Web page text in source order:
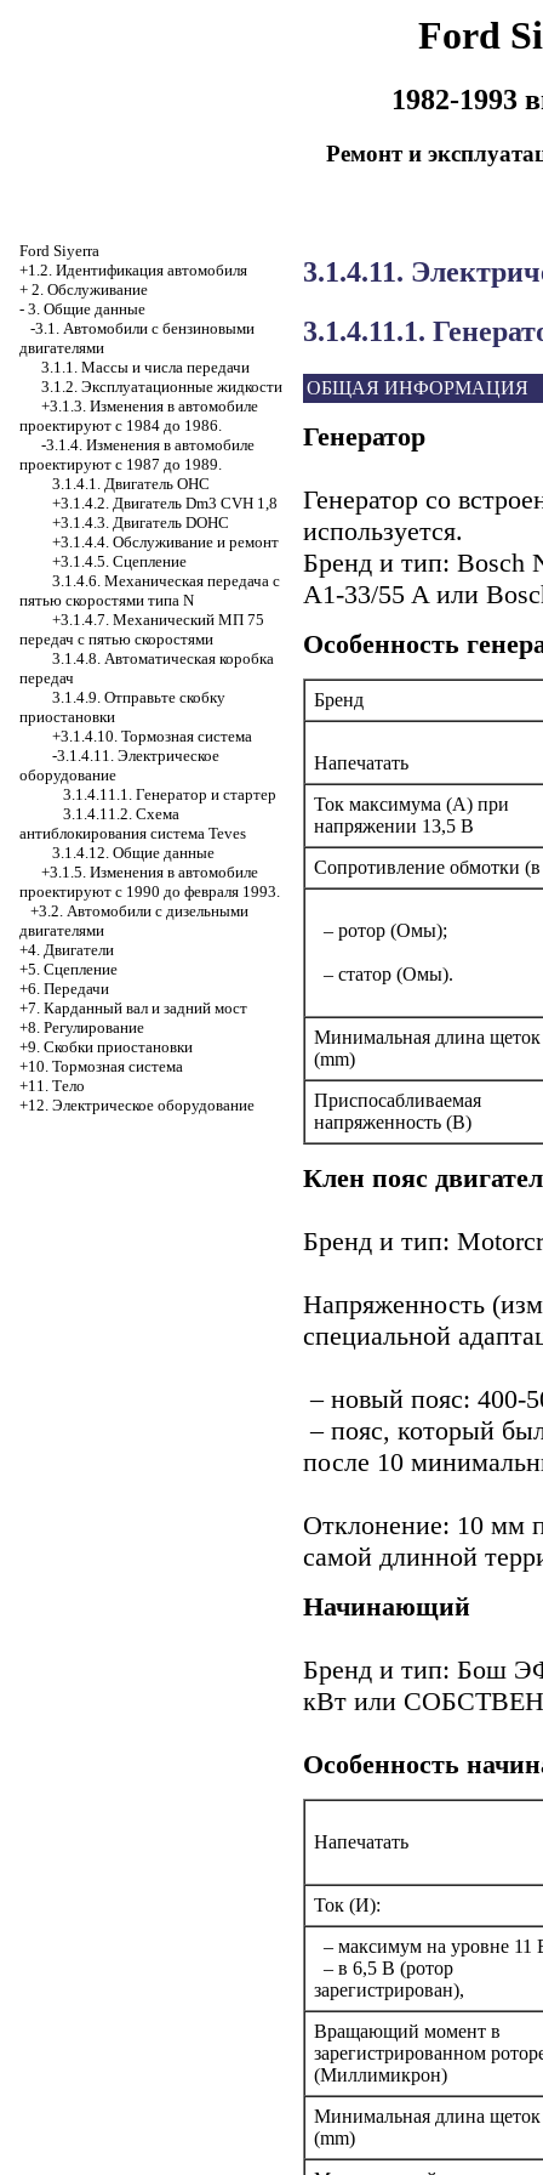
Ford
1982-1993
Ремонт и
Ford Siyerra
+1.2. Идентификация автомобиля
+ 2. Обслуживание
- 3. Общие данные
-3.1. Автомобили с бензиновыми
двигателями
3.1.1. Массы и числа передачи
3.1.2. Эксплуатационные жидкости
+3.1.3. Изменения в автомобиле
проектируют с 1984 до 1986.
-3.1.4. Изменения в автомобиле
проектируют с 1987 до 1989.
3.1.4.1. Двигатель OHC
+3.1.4.2. Двигатель Dm3 CVH 1,8
+3.1.4.3. Двигатель DOHC
+3.1.4.4. Обслуживание и ремонт
+3.1.4.5. Сцепление
3.1.4.6. Механическая передача с
пятью скоростями типа N
+3.1.4.7. Механический МП 75
передач с пятью скоростями
3.1.4.8. Автоматическая коробка
передач
3.1.4.9. Отправьте скобку
приостановки
+3.1.4.10. Тормозная система
-3.1.4.11. Электрическое
оборудование
3.1.4.11.1. Генератор и стартер
3.1.4.11.2. Схема
антиблокирования система Teves
3.1.4.12. Общие данные
+3.1.5. Изменения в автомобиле
проектируют с 1990 до февраля 1993.
+3.2. Автомобили с дизельными
двигателями
+4. Двигатели
+5. Сцепление
+6. Передачи
+7. Карданный вал и задний мост
+8. Регулирование
+9. Скобки приостановки
+10. Тормозная система
+11. Тело
+12. Электрическое оборудование
3.1.4.11.
3.1.4.11.1.
ОБЩАЯ ИНФОРМАЦИЯ
Генератор
Генератор со
используется.
Бренд и тип: Bosch
A1-33/55 A или
Особенность
Бренд
Напечатать
Ток максимума (A) при
напряжении 13,5 В
Сопротивление обмотки (в
– ротор (Омы);
– статор (Омы).
Минимальная длина щеток
(mm)
Приспосабливаемая
напряженность (В)
Клен пояс
Бренд и тип:
Напряженность
специальной
– новый пояс: 400-
– пояс, который
после 10
Отклонение: 10 мм
самой длинной
Начинающий
Бренд и тип: Бош
кВт или
Особенность
Напечатать
Ток (И):
– максимум на уровне 11
– в 6,5 B (ротор
зарегистрирован),
Вращающий момент в
зарегистрированном
(Миллимикрон)
Минимальная длина щеток
(mm)